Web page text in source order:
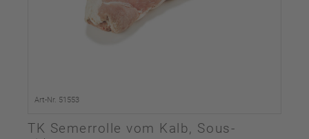
Art-Nr. 51553
TK Semerrolle vom Kalb, Sous-